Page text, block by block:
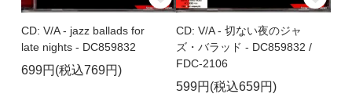
CD: V/A - jazz ballads for
late nights - DC859832
699円(税込769円)
CD: V/A - 切ない夜のジャ
ズ・バラッド - DC859832 /
FDC-2106
599円(税込659円)